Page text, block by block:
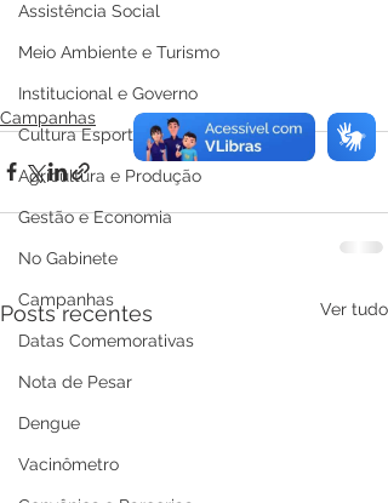
Assistência Social
Meio Ambiente e Turismo
Institucional e Governo
Cultura Esporte e Lazer
Agricultura e Produção
Gestão e Economia
No Gabinete
Campanhas
Datas Comemorativas
Nota de Pesar
Dengue
Vacinômetro
Campanhas
Posts recentes Ver tudo